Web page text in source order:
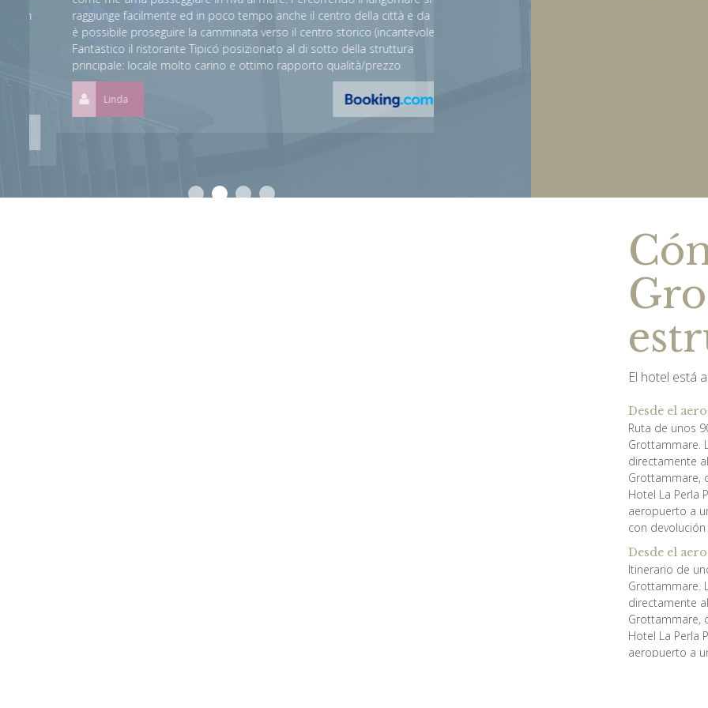
raggiunge facilmente ed in poco tempo anche il centro della città e da lì
è possibile proseguire la camminata verso il centro storico (incantevole).
Fantastico il ristorante Tipicó posizionato al di sotto della struttura
principale: locale molto carino e ottimo rapporto qualità/prezzo
Linda
El hotel está
Desde el
Ruta de unos
Grottammare.
directamente
Grottammare,
Hotel La Perla
aeropuerto a
con
Desde el
Itinerario de
Grottammare.
directamente
Grottammare,
Hotel La Perla
aeropuerto a